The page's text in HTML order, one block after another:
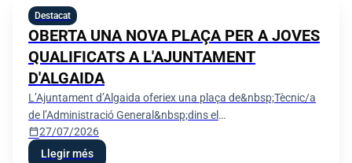
Destacat
OBERTA UNA NOVA PLAÇA PER A JOVES
QUALIFICATS A L'AJUNTAMENT
D'ALGAIDA
L’Ajuntament d’Algaida oferiex una plaça de&nbsp;Tècnic/a
de l’Administració General&nbsp;dins el
programa&nbsp;«SOIB - Oportunitats d’Ocupació per a
Persones Joves Qualifi
calendar_today27/07/2026
Llegir més